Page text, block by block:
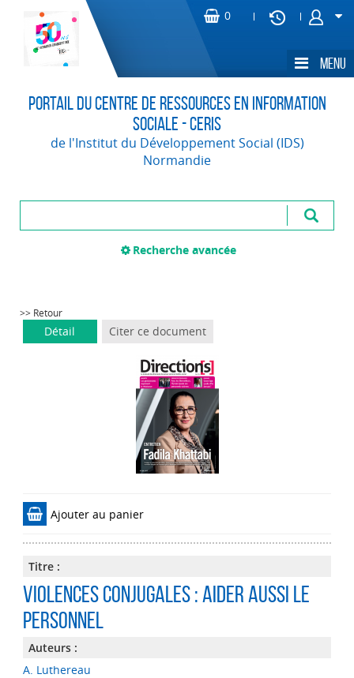
Portail du Centre de Ressources en Information
Sociale - CERIS
de l'Institut du Développement Social (IDS)
Normandie
Recherche avancée
>> Retour
Détail Citer ce document
Ajouter au panier
Titre :
Violences conjugales : aider aussi le
personnel
Auteurs :
A. Luthereau